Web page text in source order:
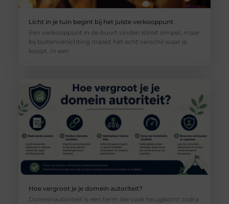
Licht in je tuin begint bij het juiste verkooppunt
Een verkooppunt in de buurt vinden klinkt simpel, maar
bij buitenverlichting maakt het echt verschil waar je
koopt. In een
Hoe vergroot je je domein autoriteit?
Domeinautoriteit is een term die vaak terugkomt zodra